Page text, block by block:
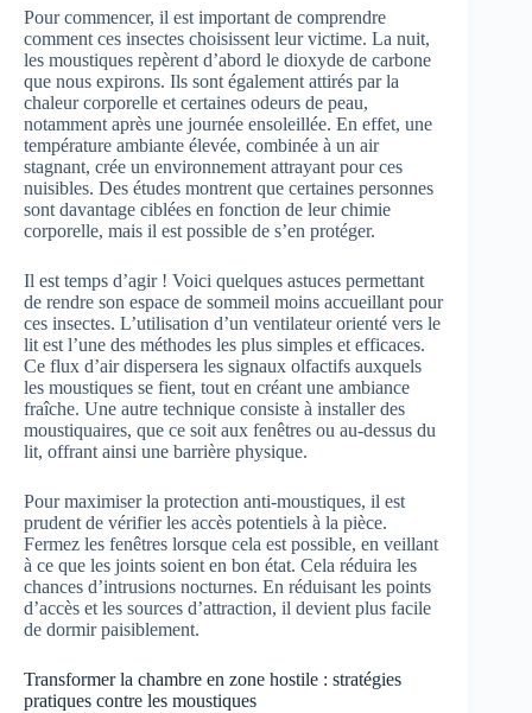
Pour commencer, il est important de comprendre
comment ces insectes choisissent leur victime. La nuit,
les moustiques repèrent d’abord le dioxyde de carbone
que nous expirons. Ils sont également attirés par la
chaleur corporelle et certaines odeurs de peau,
notamment après une journée ensoleillée. En effet, une
température ambiante élevée, combinée à un air
stagnant, crée un environnement attrayant pour ces
nuisibles. Des études montrent que certaines personnes
sont davantage ciblées en fonction de leur chimie
corporelle, mais il est possible de s’en protéger.
Il est temps d’agir ! Voici quelques astuces permettant
de rendre son espace de sommeil moins accueillant pour
ces insectes. L’utilisation d’un ventilateur orienté vers le
lit est l’une des méthodes les plus simples et efficaces.
Ce flux d’air dispersera les signaux olfactifs auxquels
les moustiques se fient, tout en créant une ambiance
fraîche. Une autre technique consiste à installer des
moustiquaires, que ce soit aux fenêtres ou au-dessus du
lit, offrant ainsi une barrière physique.
Pour maximiser la protection anti-moustiques, il est
prudent de vérifier les accès potentiels à la pièce.
Fermez les fenêtres lorsque cela est possible, en veillant
à ce que les joints soient en bon état. Cela réduira les
chances d’intrusions nocturnes. En réduisant les points
d’accès et les sources d’attraction, il devient plus facile
de dormir paisiblement.
Transformer la chambre en zone hostile : stratégies
pratiques contre les moustiques